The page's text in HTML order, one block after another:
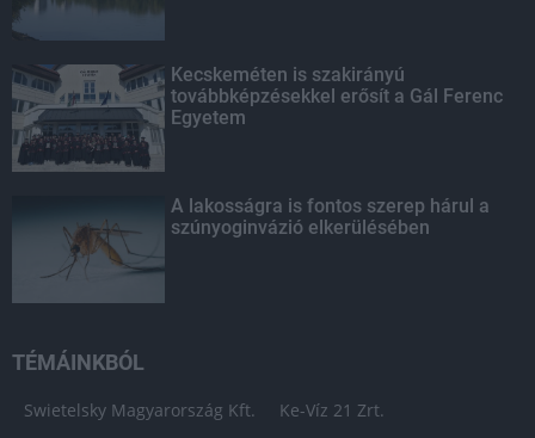
Kecskeméten is szakirányú
továbbképzésekkel erősít a Gál Ferenc
Egyetem
A lakosságra is fontos szerep hárul a
szúnyoginvázió elkerülésében
TÉMÁINKBÓL
Swietelsky Magyarország Kft. Ke-Víz 21 Zrt.